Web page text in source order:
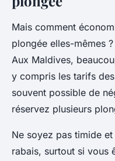
Mais comment
plongée elles-mêmes
Aux Maldives,
y compris les tarifs
souvent possible de
réservez plusieurs
Ne soyez pas timide et
rabais, surtout si vous